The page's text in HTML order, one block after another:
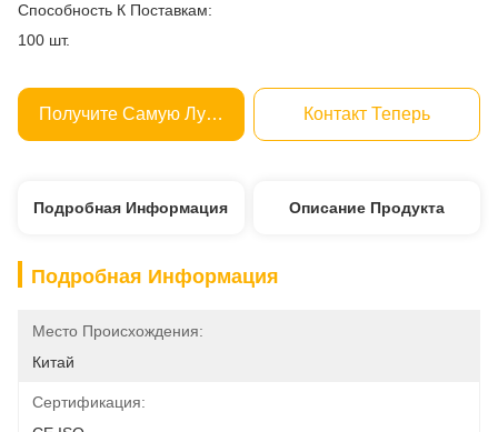
Способность К Поставкам:
100 шт.
Получите Самую Лучшую Цену Контакт Теперь
Подробная Информация Описание Продукта
Подробная Информация
Место Происхождения:
Китай
Сертификация: